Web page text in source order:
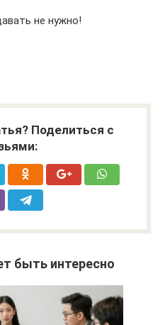
не нужно!
Поделиться с
быть интересно